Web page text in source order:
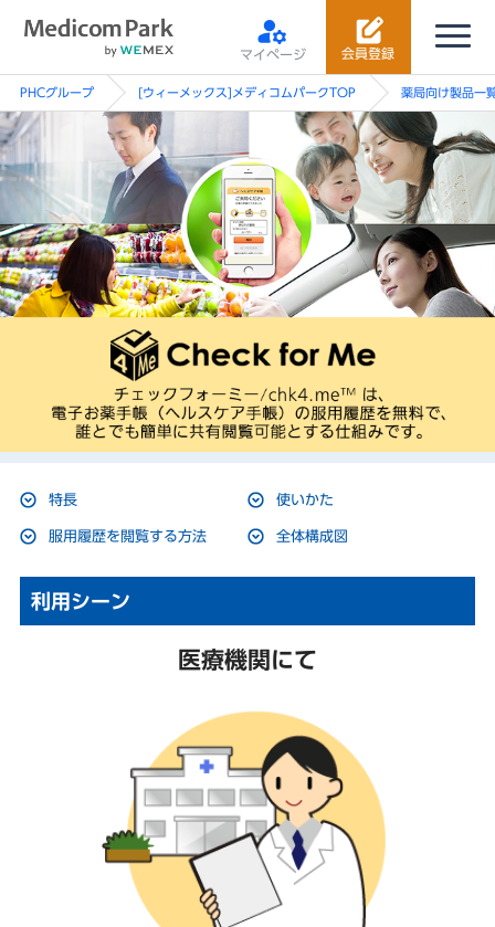
会員登録
マイページ
PHCグループ [ウィーメックス]メディコムパークTOP 薬局向け製品一
特長 使いかた
服用履歴を閲覧する方法 全体構成図
利用シーン
医療機関にて